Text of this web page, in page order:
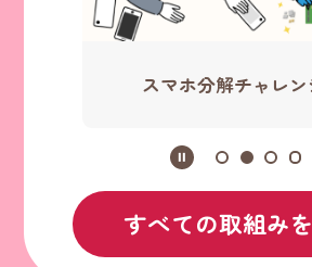
スマホ分解チャレン
すべての取組み